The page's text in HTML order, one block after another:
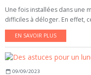
Une fois installées dans une
difficiles à déloger. En effet,
EN SAVOIR PLUS
09/09/2023